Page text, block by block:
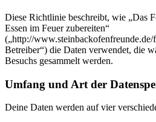
Diese Richtlinie beschreibt, wie „Das
Essen im Feuer zubereiten“
(„http://
Betreiber“) die Daten verwendet, die
Besuchs gesammelt werden.
Umfang und Art der
Deine Daten werden auf vier